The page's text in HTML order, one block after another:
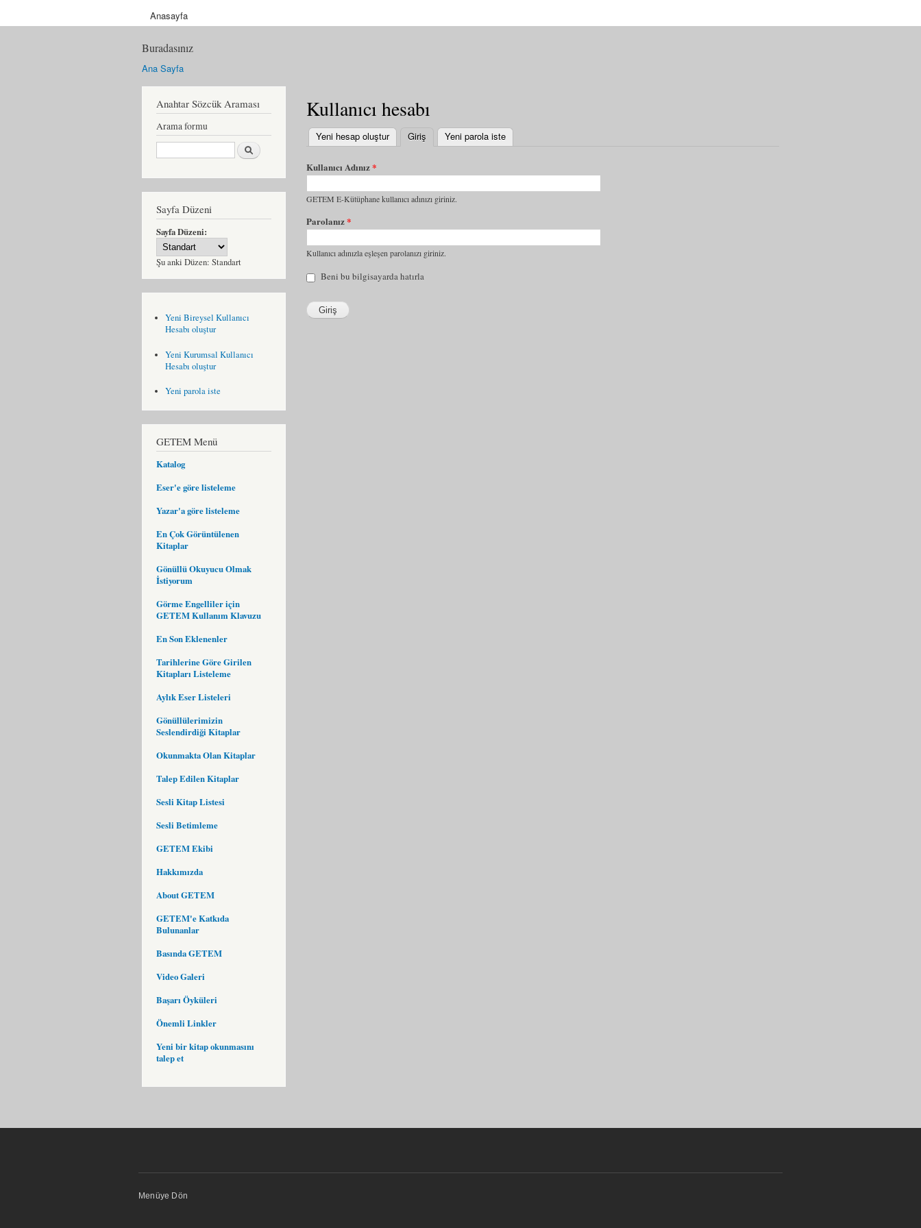
Anasayfa
Buradasınız
Ana Sayfa
Anahtar Sözcük Araması
Arama formu
Ara
Sayfa Düzeni
Sayfa Düzeni:
Şu anki Düzen: Standart
Yeni Bireysel Kullanıcı
Hesabı oluştur
Yeni Kurumsal Kullanıcı
Hesabı oluştur
Yeni parola iste
GETEM Menü
Katalog
Eser'e göre listeleme
Yazar'a göre listeleme
En Çok Görüntülenen
Kitaplar
Gönüllü Okuyucu Olmak
İstiyorum
Görme Engelliler için
GETEM Kullanım Klavuzu
En Son Eklenenler
Tarihlerine Göre Girilen
Kitapları Listeleme
Aylık Eser Listeleri
Gönüllülerimizin
Seslendirdiği Kitaplar
Okunmakta Olan Kitaplar
Talep Edilen Kitaplar
Sesli Kitap Listesi
Sesli Betimleme
GETEM Ekibi
Hakkımızda
About GETEM
GETEM'e Katkıda
Bulunanlar
Basında GETEM
Video Galeri
Başarı Öyküleri
Önemli Linkler
Yeni bir kitap okunmasını
talep et
Kullanıcı hesabı
Yeni hesap oluştur Giriş (etkin sekme)
Yeni parola iste
Kullanıcı Adınız*
GETEM E-Kütüphane kullanıcı adınızı giriniz.
Parolanız*
Kullanıcı adınızla eşleşen parolanızı giriniz.
Beni bu bilgisayarda hatırla
Menüye Dön